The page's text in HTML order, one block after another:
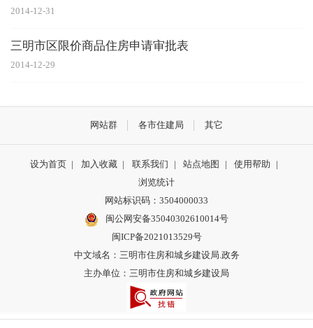
2014-12-31
三明市区限价商品住房申请审批表
2014-12-29
网站群 各市住建局 其它
设为首页 | 加入收藏 | 联系我们 | 站点地图 | 使用帮助
|
浏览统计
网站标识码：3504000033
闽公网安备35040302610014号
闽ICP备2021013529号
中文域名：三明市住房和城乡建设局.政务
主办单位：三明市住房和城乡建设局